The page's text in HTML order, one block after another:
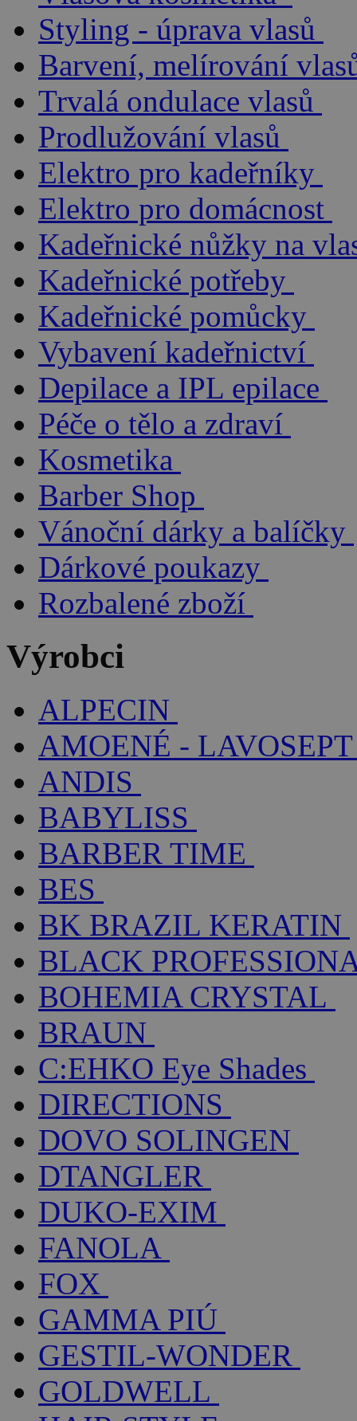
Styling - úprava vlasů
Barvení, melírování
Trvalá ondulace vlasů
Prodlužování vlasů
Elektro pro kadeřníky
Elektro pro domácnost
Kadeřnické nůžky na
Kadeřnické potřeby
Kadeřnické pomůcky
Vybavení kadeřnictví
Depilace a IPL epilace
Péče o tělo a zdraví
Kosmetika
Barber Shop
Vánoční dárky a balíčky
Dárkové poukazy
Rozbalené zboží
Výrobci
ALPECIN
AMOENÉ - LAVOSEPT
ANDIS
BABYLISS
BARBER TIME
BES
BK BRAZIL KERATIN
BLACK
BOHEMIA CRYSTAL
BRAUN
C:EHKO Eye Shades
DIRECTIONS
DOVO SOLINGEN
DTANGLER
DUKO-EXIM
FANOLA
FOX
GAMMA PIÚ
GESTIL-WONDER
GOLDWELL